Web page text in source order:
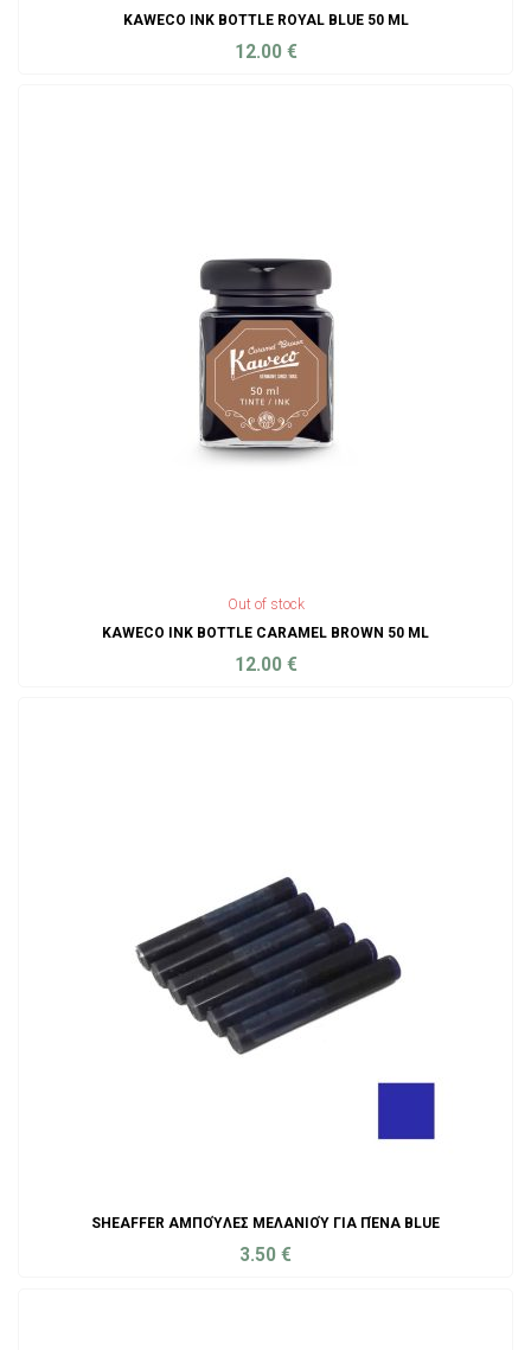
KAWECO INK BOTTLE ROYAL BLUE 50 ML
12.00 €
Out of stock
KAWECO INK BOTTLE CARAMEL BROWN 50 ML
12.00 €
SHEAFFER ΑΜΠΟΎΛΕΣ ΜΕΛΑΝΙΟΎ ΓΙΑ ΠΈΝΑ BLUE
3.50 €